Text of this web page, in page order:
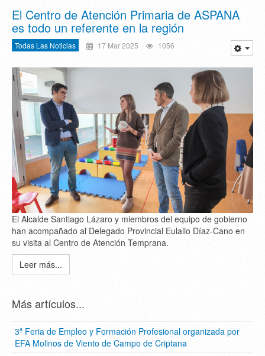
El Centro de Atención Primaria de ASPANA
es todo un referente en la región
Todas Las Noticias 17 Mar 2025 1056
El Alcalde Santiago Lázaro y miembros del equipo de gobierno
han acompañado al Delegado Provincial Eulalio Díaz-Cano en
su visita al Centro de Atención Temprana.
Leer más...
Más artículos...
3ª Feria de Empleo y Formación Profesional organizada por
EFA Molinos de Viento de Campo de Criptana